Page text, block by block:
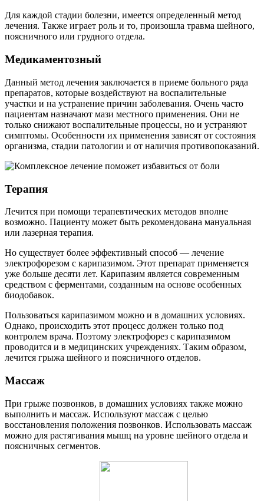
Для каждой стадии болезни, имеется определенный метод
лечения. Также играет роль и то, произошла травма шейного,
поясничного или грудного отдела.
Медикаментозный
Данный метод лечения заключается в приеме больного ряда
препаратов, которые воздействуют на воспалительные
участки и на устранение причин заболевания. Очень часто
пациентам назначают мази местного применения. Они не
только снижают воспалительные процессы, но и устраняют
симптомы. Особенности их применения зависят от состояния
организма, стадии патологии и от наличия противопоказаний.
Терапия
Лечится при помощи терапевтических методов вполне
возможно. Пациенту может быть рекомендована мануальная
или лазерная терапия.
Но существует более эффективный способ — лечение
электрофорезом с карипазимом. Этот препарат применяется
уже больше десяти лет. Карипазим является современным
средством с ферментами, созданным на основе особенных
биодобавок.
Пользоваться карипазимом можно и в домашних условиях.
Однако, происходить этот процесс должен только под
контролем врача. Поэтому электрофорез с карипазимом
проводится и в медицинских учреждениях. Таким образом,
лечится грыжа шейного и поясничного отделов.
Массаж
При грыже позвонков, в домашних условиях также можно
выполнить и массаж. Используют массаж с целью
восстановления положения позвонков. Использовать массаж
можно для растягивания мышц на уровне шейного отдела и
поясничных сегментов.